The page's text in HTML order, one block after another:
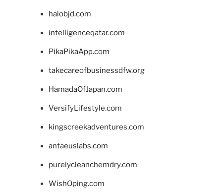
halobjd.com
intelligenceqatar.com
PikaPikaApp.com
takecareofbusinessdfw.org
HamadaOfJapan.com
VersifyLifestyle.com
kingscreekadventures.com
antaeuslabs.com
purelycleanchemdry.com
WishOping.com